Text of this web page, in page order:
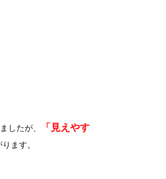
したが、
「見えやす
ます。